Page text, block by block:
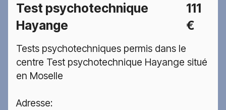
Test psychotechnique
Hayange
111
€
Tests psychotechniques permis dans le
centre Test psychotechnique Hayange situé
en Moselle
Adresse: